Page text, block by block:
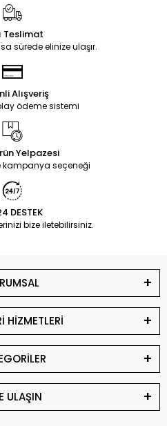
Teslimat
sürede elinize ulaşır.
Alışveriş
ödeme sistemi
Yelpazesi
kampanya seçeneği
DESTEK
bize iletebilirsiniz.
HİZMETLERİ
ULAŞIN